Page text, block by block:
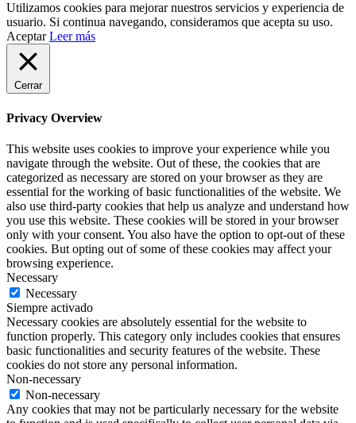
Utilizamos cookies para mejorar nuestros servicios y experiencia de
usuario. Si continua navegando, consideramos que acepta su uso.
Aceptar Leer más
Cerrar
Privacy Overview
This website uses cookies to improve your experience while you
navigate through the website. Out of these, the cookies that are
categorized as necessary are stored on your browser as they are
essential for the working of basic functionalities of the website. We
also use third-party cookies that help us analyze and understand how
you use this website. These cookies will be stored in your browser
only with your consent. You also have the option to opt-out of these
cookies. But opting out of some of these cookies may affect your
browsing experience.
Necessary
Necessary
Siempre activado
Necessary cookies are absolutely essential for the website to
function properly. This category only includes cookies that ensures
basic functionalities and security features of the website. These
cookies do not store any personal information.
Non-necessary
Non-necessary
Any cookies that may not be particularly necessary for the website